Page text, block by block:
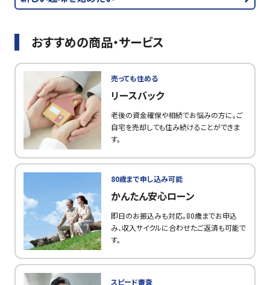
おすすめの商品・サービス
売っても住める
リースバック
老後の資金確保や相続でお悩みの方に。ご
自宅を売却しても住み続けることができま
す。
80歳まで申し込み可能
かんたん安心ローン
即日のお振込みも対応。80歳までお申込
み、収入サイクルに合わせたご返済も可能で
す。
スピード審査